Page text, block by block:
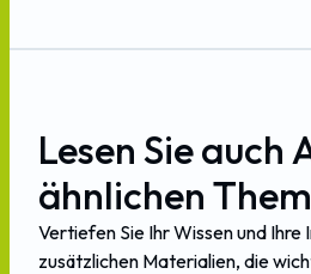
Lesen Sieauch
ähnlichen
Vertiefen Sie IhrWissenund Ihre
zusätzlichen Materialien, die